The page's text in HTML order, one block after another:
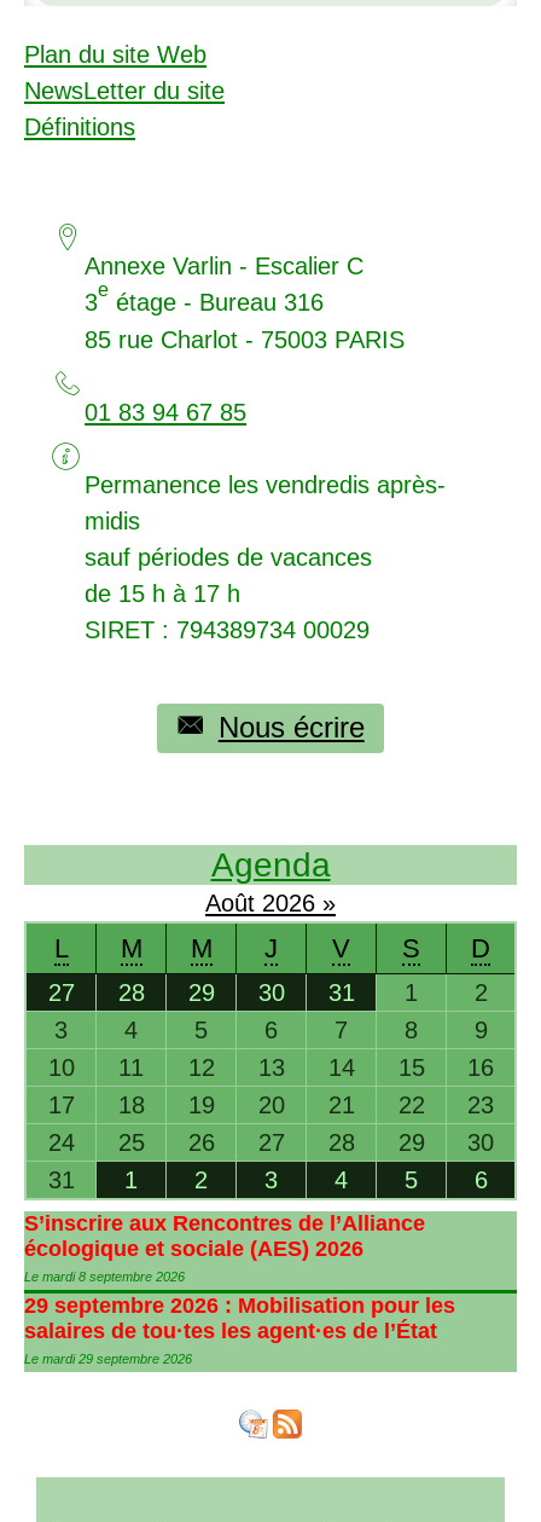
Plan du site Web
NewsLetter du site
Définitions
Annexe Varlin - Escalier C
3
e
étage - Bureau 316
85 rue Charlot - 75003 PARIS
01 83 94 67 85
Permanence les vendredis après-
midis
sauf périodes de vacances
de 15 h à 17 h
SIRET: 794389734 00029
Nous écrire
Agenda
Août 2026 »
L M M J V S D
27 28 29 30 31 1
2
3
4 5 6 7 8
9
10
11 12 13 14 15
16
17
18 19 20 21 22
23
24
25 26 27 28 29
30
31
1 2 3 4 5 6
S’inscrire aux Rencontres de l’Alliance
écologique et sociale (AES) 2026
Le mardi 8 septembre 2026
29 septembre 2026 : Mobilisation pour les
salaires de tou·tes les agent·es de l’État
Le mardi 29 septembre 2026